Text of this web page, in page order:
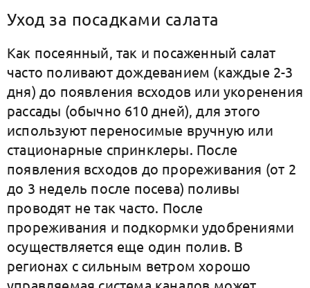
Уход за посадками салата
Как посеянный, так и посаженный салат
часто поливают дождеванием (каждые 2-3
дня) до появления всходов или укоренения
рассады (обычно 610 дней), для этого
используют переносимые вручную или
стационарные спринклеры. После
появления всходов до прореживания (от 2
до 3 недель после посева) поливы
проводят не так часто. После
прореживания и подкормки удобрениями
осуществляется еще один полив. В
регионах с сильным ветром хорошо